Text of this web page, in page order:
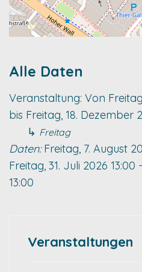
Alle Daten
Veranstaltung: Von
bis Freitag, 18. Dezember
↳ Freitag
Daten:Freitag, 7. August
Freitag, 31. Juli 2026 13:00 -
13:00
Veranstaltungen